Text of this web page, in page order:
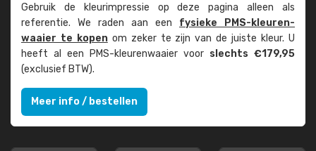
Gebruik de kleur­impressie op deze pagina alleen als
referentie. We raden aan een fysieke PMS-kleuren­
waaier te kopenom zeker te zijn van de juiste kleur. U
heeft al een PMS-kleuren­waaier voor slechts €179,95
(exclusief BTW).
Meer info / bestellen